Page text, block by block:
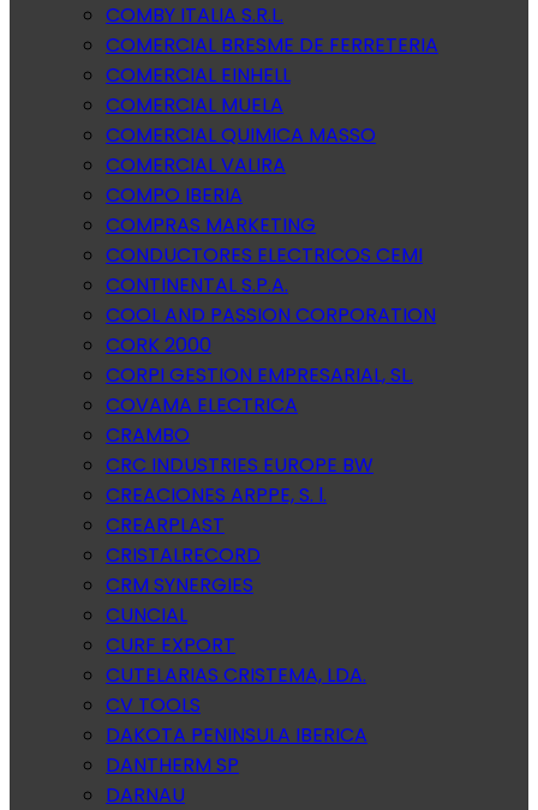
COMBY ITALIA S.R.L.
COMERCIAL BRESME DE FERRETERIA
COMERCIAL EINHELL
COMERCIAL MUELA
COMERCIAL QUIMICA MASSO
COMERCIAL VALIRA
COMPO IBERIA
COMPRAS MARKETING
CONDUCTORES ELECTRICOS CEMI
CONTINENTAL S.P.A.
COOL AND PASSION CORPORATION
CORK 2000
CORPI GESTION EMPRESARIAL, SL.
COVAMA ELECTRICA
CRAMBO
CRC INDUSTRIES EUROPE BW
CREACIONES ARPPE, S. l.
CREARPLAST
CRISTALRECORD
CRM SYNERGIES
CUNCIAL
CURF EXPORT
CUTELARIAS CRISTEMA, LDA.
CV TOOLS
DAKOTA PENINSULA IBERICA
DANTHERM SP
DARNAU